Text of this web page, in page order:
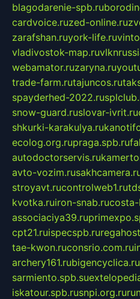
blagodarenie-spb.ru
cardvoice.ruzed-online.ru
zarafshan.ruyork-life.ru
vladivostok-map.ru
webamator.ruzaryna.ru
trade-farm.rutajuncos.ru
spayderhed-2022.ru
snow-guard.ruslovar-ivrit.ru
shkurki-karakulya.ru
ecolog.org.rupraga.spb.ru
autodoctorservis.ru
avto-vozim.ru
stroyavt.rucontrolweb1.ru
kvotka.ruiron-snab.rucosta-
associaciya39.ru
cpt21.ruispecspb.ru
tae-kwon.ruconsrio.com.ru
archery161.rubigencyclica.ru
sarmiento.spb.su
iskatour.spb.rusnpi.org.ru